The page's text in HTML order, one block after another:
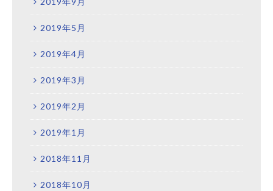
2019年5月
2019年4月
2019年3月
2019年2月
2019年1月
2018年11月
2018年10月